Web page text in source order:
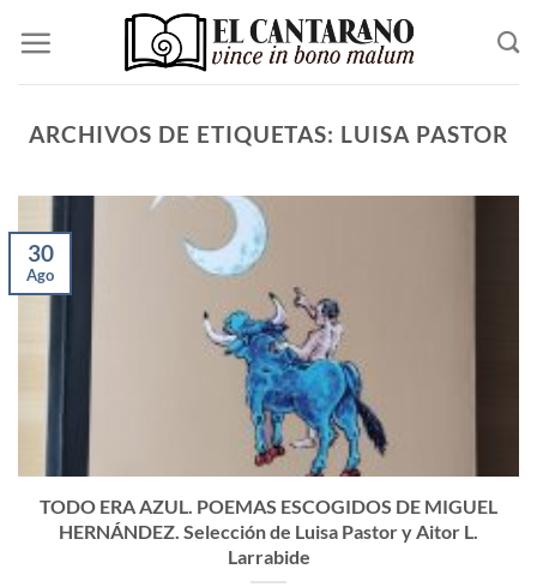
contenido
ARCHIVOS DE ETIQUETAS: LUISA PASTOR
TODO ERA AZUL. POEMAS ESCOGIDOS DE MIGUEL
HERNÁNDEZ. Selección de Luisa Pastor y Aitor L.
Larrabide
30
Ago